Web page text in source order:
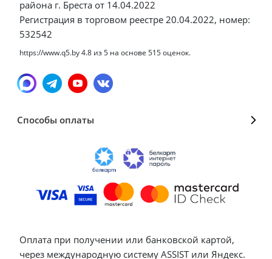
района г. Бреста от 14.04.2022
Регистрация в торговом реестре 20.04.2022, номер:
532542
https://www.q5.by4.8 из5 на основе 515оценок.
Способы оплаты
Оплата при получении или банковской картой,
через международную систему ASSIST или Яндекс.